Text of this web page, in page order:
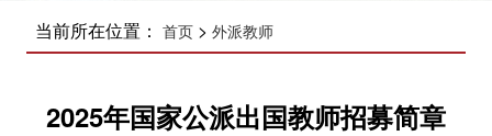
当前所在位置： 首页> 外派教师
2025年国家公派出国教师招募简章